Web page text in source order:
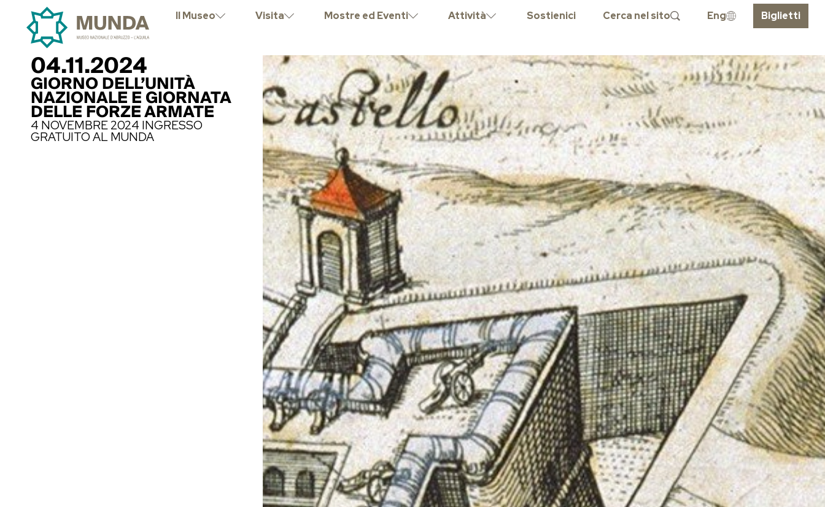
Il Museo Visita Mostre ed Eventi Attività Sostienici Cerca nel sito Eng Biglietti
04.11.2024
GIORNO DELL’UNITÀ
NAZIONALE E GIORNATA
DELLE FORZE ARMATE
4 NOVEMBRE 2024 INGRESSO
GRATUITO AL MUNDA